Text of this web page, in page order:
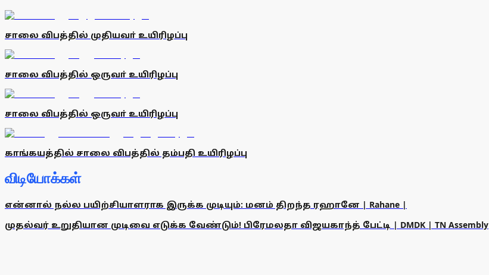
சாலை விபத்தில் முதியவா் உயிரிழப்பு
சாலை விபத்தில் ஒருவா் உயிரிழப்பு
சாலை விபத்தில் ஒருவா் உயிரிழப்பு
காங்கயத்தில் சாலை விபத்தில் தம்பதி உயிரிழப்பு
விடியோக்கள்
என்னால் நல்ல பயிற்சியாளராக இருக்க முடியும்: மனம் திறந்த ரஹானே | Rahane |
முதல்வர் உறுதியான முடிவை எடுக்க வேண்டும்! பிரேமலதா விஜயகாந்த் பேட்டி | DMDK | TN Assembly